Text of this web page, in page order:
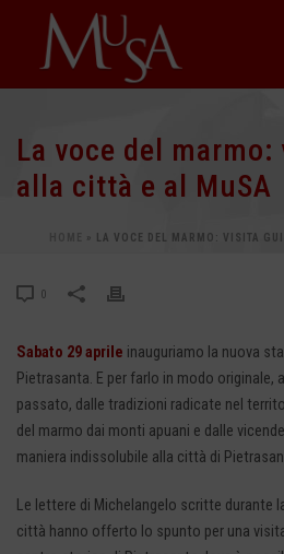
La voce del
alla città e al MuSA
» LA VOCE DEL MARMO: VISITA
0
Sabato 29 aprile inauguriamo la nuova
Pietrasanta. E per farlo in modo originale,
passato, dalle tradizioni radicate nel
del marmo dai monti apuani e dalle
maniera indissolubile alla città di
Le lettere di Michelangelo scritte durante
città hanno offerto lo spunto per una